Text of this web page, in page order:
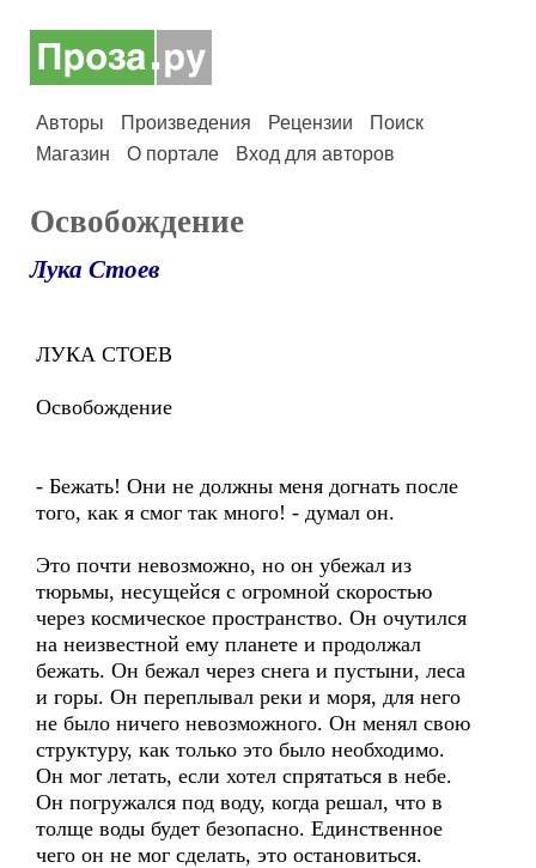
Авторы Произведения Рецензии
Поиск
Магазин
О портале Вход для авторов
Освобождение
Лука Стоев
ЛУКА СТОЕВ
Освобождение
- Бежать! Они не должны меня догнать после
того, как я смог так много! - думал он.
Это почти невозможно, но он убежал из
тюрьмы, несущейся с огромной скоростью
через космическое пространство. Он очутился
на неизвестной ему планете и продолжал
бежать. Он бежал через снега и пустыни, леса
и горы. Он переплывал реки и моря, для него
не было ничего невозможного. Он менял свою
структуру, как только это было необходимо.
Он мог летать, если хотел спрятаться в небе.
Он погружался под воду, когда решал, что в
толще воды будет безопасно. Единственное
чего он не мог сделать, это остановиться.